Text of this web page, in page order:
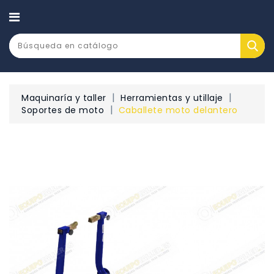
CATEGORÍA
Maquinaría y taller
Herramientas y utillaje
Soportes de moto
Caballete moto delantero